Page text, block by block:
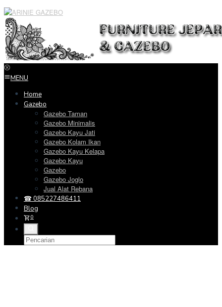
Loncat
ke
konten
MENU
Home
Gazebo
Gazebo Taman
Gazebo Minimalis
Gazebo Kayu Jati
Gazebo Kolam Ikan
Gazebo Kayu Kelapa
Gazebo Kayu
Gazebo
Gazebo Joglo
Jual Alat Rebana
☎ 085227486411
Blog
0